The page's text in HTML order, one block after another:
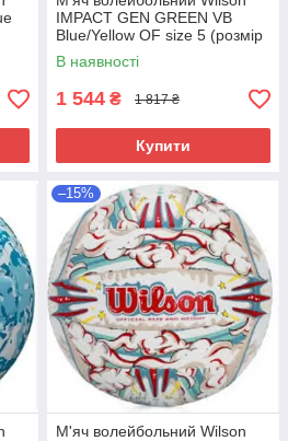
IMPACT GEN GREEN VB
Blue/Yellow OF size 5 (розмір
5)
В наявності
1 544 ₴ 1 817 ₴
Купити
–15%
М'яч волейбольний Wilson